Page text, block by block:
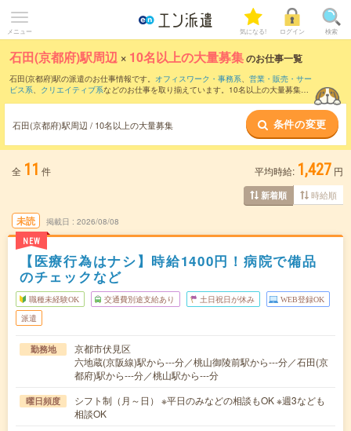
メニュー 気になる! ログイン 検索
石田(京都府)駅周辺 × 10名以上の大量募集のお仕事一覧
石田(京都府)駅の派遣のお仕事情報です。 オフィスワーク・事務系、 営業・販売・サー
ビス系、 クリエイティブ系などのお仕事を取り揃えています。10名以上の大量募集の
石田(京都府)駅周辺 / 10名以上の大量募集 条件の変更
全 11 件 平均時給: 1,427 円
新着順 時給順
未読
NEW
掲載日 2026/08/08
【医療行為はナシ】時給1400円！病院で備品
のチェックなど
職種未経験OK 交通費別途支給あり 土日祝日が休み WEB登録OK
派遣
勤務地
京都市伏見区
六地蔵(京阪線)駅から---分／桃山御陵前駅から---分／石田(京
都府)駅から---分／桃山駅から---分
曜日頻度
シフト制（月～日） ※平日のみなどの相談もOK ※週3なども
相談OK